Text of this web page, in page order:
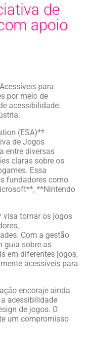
de
apoio
para
por meio de
acessibilidade.
(ESA)**
de Jogos
entre diversas
claras sobre os
Essa
fundadores como
**Nintendo
visa tornar os jogos
Com a gestão
guia sobre as
em diferentes jogos,
acessíveis para
encoraje ainda
acessibilidade
de jogos. O
um compromisso